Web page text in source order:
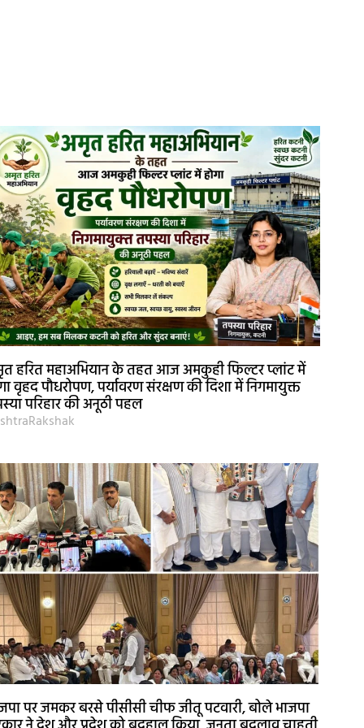
हरित महाअभियान के तहत आज अमकुही फिल्टर प्लांट में
वृहद पौधरोपण, पर्यावरण संरक्षण की दिशा में निगमायुक्त
परिहार की अनूठी पहल
पर जमकर बरसे पीसीसी चीफ जीतू पटवारी, बोले भाजपा